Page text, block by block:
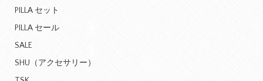
PILLA セット
PILLA セール
SALE
SHU（アクセサリー）